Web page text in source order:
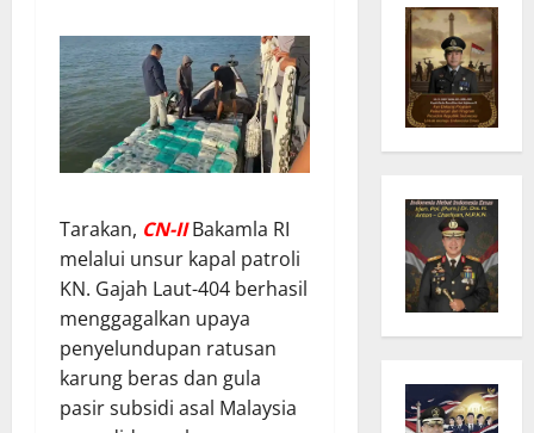
Tarakan, CN-II Bakamla RI
melalui unsur kapal patroli
KN. Gajah Laut-404 berhasil
menggagalkan upaya
penyelundupan ratusan
karung beras dan gula
pasir subsidi asal Malaysia